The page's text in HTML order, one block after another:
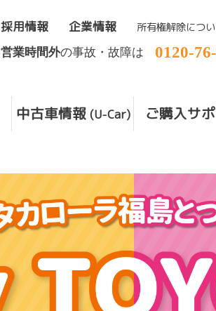
営業時間外の事故・故障は 0120-
中古車情報 (U-Car) ご購入サ
採用情報 企業情報 所有権解除につ